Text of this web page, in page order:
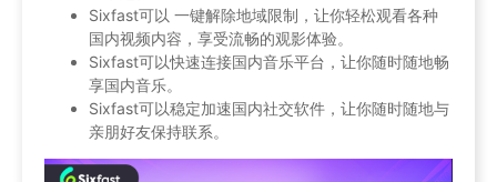
Sixfast可以 一键解除地域限制，让你轻松观看各种
国内视频内容，享受流畅的观影体验。
Sixfast可以快速连接国内音乐平台，让你随时随地畅
享国内音乐。
Sixfast可以稳定加速国内社交软件，让你随时随地与
亲朋好友保持联系。